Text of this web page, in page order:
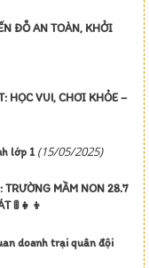
ĐỖ AN TOÀN, KHỞI
HỌC VUI, CHƠI KHỎE –
lớp 1 (15/05/2025)
MẦM NON 28.7
🚦👧👦
doanh trại quân đội